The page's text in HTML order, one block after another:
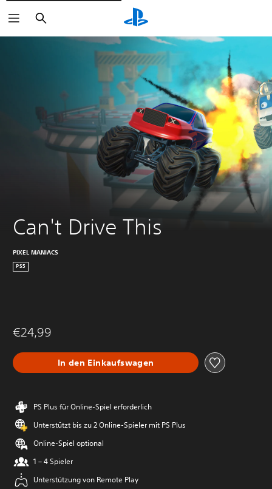
Suchen
Can't Drive This
PIXEL MANIACS
PS5
€24,99
In den Einkaufswagen
PS Plus für Online-Spiel erforderlich
Unterstützt bis zu 2 Online-Spieler mit PS Plus
Online-Spiel optional
1 – 4 Spieler
Unterstützung von Remote Play